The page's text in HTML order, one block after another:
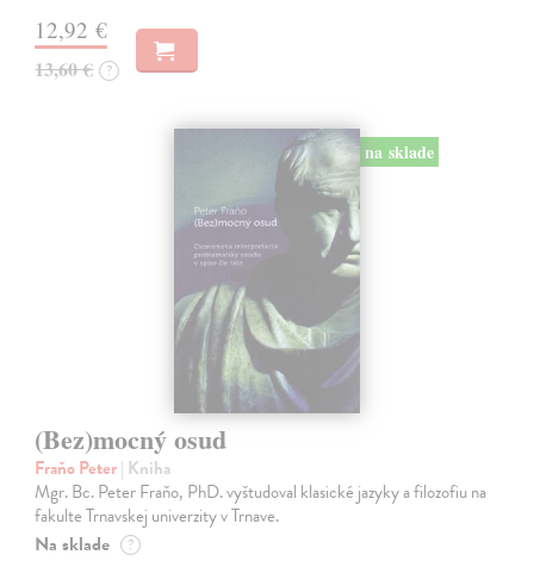
12,92 €
13,60 € ?
na sklade
(Bez)mocný osud
Fraňo Peter| Kniha
Mgr. Bc. Peter Fraňo, PhD. vyštudoval klasické jazyky a filozofiu na
fakulte Trnavskej univerzity v Trnave.
Na sklade ?